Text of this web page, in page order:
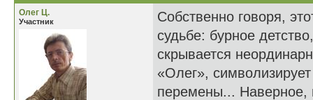
Олег Ц.
Участник
Собственно говоря,
судьбе: бурное
скрывается
«Олег»,
перемены... Наверное,